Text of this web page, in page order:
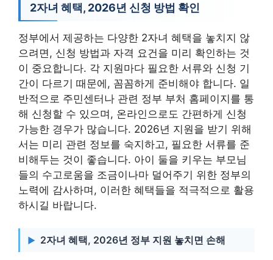
2자녀 혜택, 2026년 신청 방법 확인
정부에서 제공하는 다양한 2자녀 혜택을 놓치지 않
으려면, 신청 방법과 자격 요건을 미리 확인하는 것
이 중요합니다. 각 지원마다 필요한 서류와 신청 기
간이 다르기 때문에, 꼼꼼하게 준비해야 합니다. 일
반적으로 주민센터나 관련 정부 부처 홈페이지를 통
해 신청할 수 있으며, 온라인으로도 간편하게 신청
가능한 경우가 많습니다. 2026년 지원을 받기 위해
서는 미리 관련 정보를 숙지하고, 필요한 서류를 준
비해두는 것이 좋습니다. 아이 둘을 키우는 부모님
들의 수고로움을 조금이나마 덜어주기 위한 정부의
노력에 감사하며, 이러한 혜택들을 적극적으로 활용
하시길 바랍니다.
2자녀 혜택, 2026년 정부 지원 놓치면 손해